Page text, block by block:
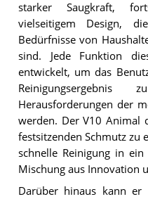
starker Saugkraft,
vielseitigem Design,
Bedürfnisse von
sind. Jede Funktion
entwickelt, um das
Herausforderungen der
werden. Der V10 Animal
festsitzenden Schmutz zu
schnelle Reinigung in
Mischung aus Innovation
Darüber hinaus kann